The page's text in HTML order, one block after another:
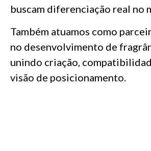
buscam diferenciação real no
Também atuamos como
no desenvolvimento de
unindo criação,
visão de posicionamento.